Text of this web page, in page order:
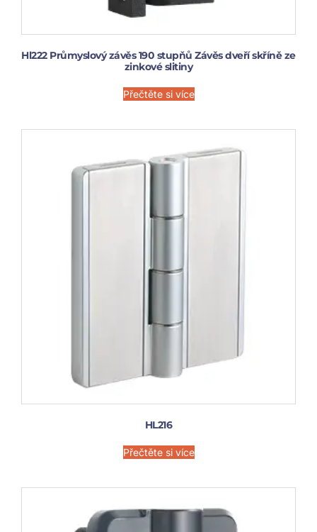
Hl222 Průmyslový závěs 190 stupňů Závěs dveří skříně ze
zinkové slitiny
Přečtěte si více
HL216
Přečtěte si více